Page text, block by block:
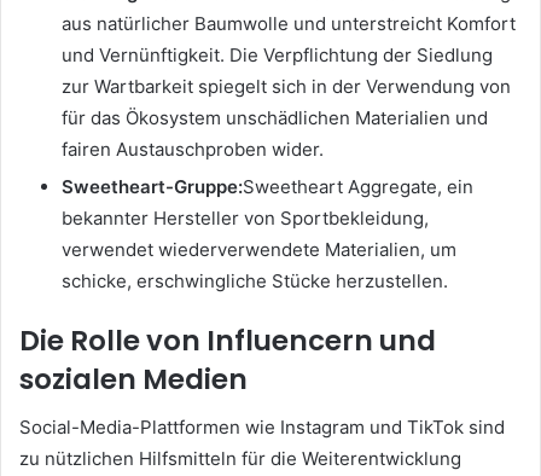
aus natürlicher Baumwolle und unterstreicht Komfort
und Vernünftigkeit. Die Verpflichtung der Siedlung
zur Wartbarkeit spiegelt sich in der Verwendung von
für das Ökosystem unschädlichen Materialien und
fairen Austauschproben wider.
Sweetheart-Gruppe:Sweetheart Aggregate, ein
bekannter Hersteller von Sportbekleidung,
verwendet wiederverwendete Materialien, um
schicke, erschwingliche Stücke herzustellen.
Die Rolle von Influencern und
sozialen Medien
Social-Media-Plattformen wie Instagram und TikTok sind
zu nützlichen Hilfsmitteln für die Weiterentwicklung